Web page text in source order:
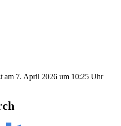
am 7. April 2026 um 10:25 Uhr